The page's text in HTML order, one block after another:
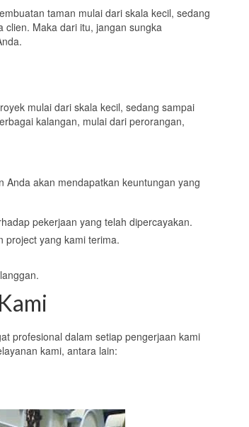
taman mulai dari skala kecil, sedang
clien. Maka dari itu, jangan sungka
mulai dari skala kecil, sedang sampai
kalangan, mulai dari perorangan,
akan mendapatkan keuntungan yang
pekerjaan yang telah dipercayakan.
project yang kami terima.
profesional dalam setiap pengerjaan kami
kami, antara lain: